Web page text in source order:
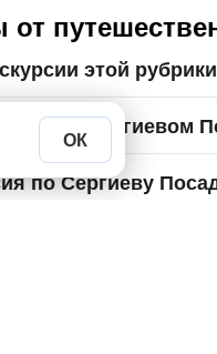
этой
в Сергиевом
по Сергиеву
ОК